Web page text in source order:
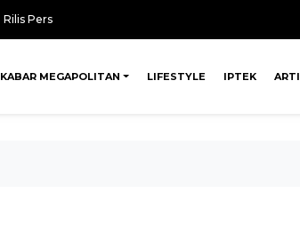
Rilis Pers
KABAR MEGAPOLITAN LIFESTYLE IPTEK